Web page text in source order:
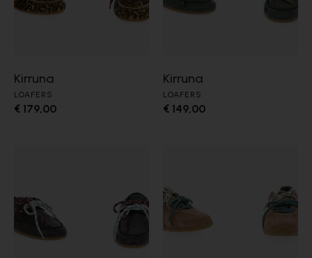
Kirruna
LOAFERS
€ 179,00
Kirruna
LOAFERS
€ 149,00